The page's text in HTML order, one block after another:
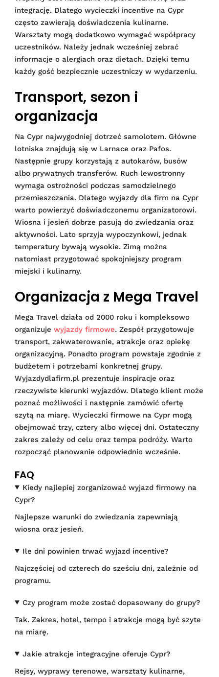
integrację. Dlatego wycieczki incentive na Cypr
często zawierają doświadczenia kulinarne.
Warsztaty mogą dodatkowo wymagać współpracy
uczestników. Należy jednak wcześniej zebrać
informacje o alergiach oraz dietach. Dzięki temu
każdy gość bezpiecznie uczestniczy w wydarzeniu.
Transport, sezon i
organizacja
Na Cypr najwygodniej dotrzeć samolotem. Główne
lotniska znajdują się w Larnace oraz Pafos.
Następnie grupy korzystają z autokarów, busów
albo prywatnych transferów. Ruch lewostronny
wymaga ostrożności podczas samodzielnego
przemieszczania. Dlatego wyjazdy dla firm na Cypr
warto powierzyć doświadczonemu organizatorowi.
Wiosna i jesień dobrze pasują do zwiedzania oraz
aktywności. Lato sprzyja wypoczynkowi, jednak
temperatury bywają wysokie. Zimą można
natomiast przygotować spokojniejszy program
miejski i kulinarny.
Organizacja z Mega Travel
Mega Travel działa od 2000 roku i kompleksowo
organizuje wyjazdy firmowe. Zespół przygotowuje
transport, zakwaterowanie, atrakcje oraz opiekę
organizacyjną. Ponadto program powstaje zgodnie z
budżetem i potrzebami konkretnej grupy.
Wyjazdydlafirm.pl prezentuje inspiracje oraz
rzeczywiste kierunki wyjazdów. Dlatego klient może
poznać możliwości i następnie zamówić ofertę
szytą na miarę. Wycieczki firmowe na Cypr mogą
obejmować trzy, cztery albo więcej dni. Ostateczny
zakres zależy od celu oraz tempa podróży. Warto
rozpocząć planowanie odpowiednio wcześnie.
FAQ
Kiedy najlepiej zorganizować wyjazd firmowy na
Cypr?
Najlepsze warunki do zwiedzania zapewniają
wiosna oraz jesień.
Ile dni powinien trwać wyjazd incentive?
Najczęściej od czterech do sześciu dni, zależnie od
programu.
Czy program może zostać dopasowany do grupy?
Tak. Zakres, hotel, tempo i atrakcje mogą być szyte
na miarę.
Jakie atrakcje integracyjne oferuje Cypr?
Rejsy, wyprawy terenowe, warsztaty kulinarne,